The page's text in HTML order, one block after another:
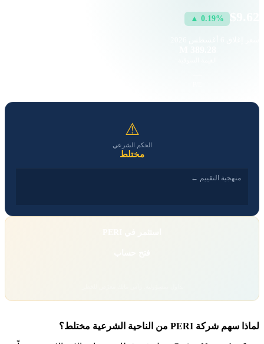
▲ 0.19%
⚠
الحكم الشرعي
مختلط
منهجية التقييم ←
لماذا سهم شركة PERI من الناحية الشرعية مختلط؟